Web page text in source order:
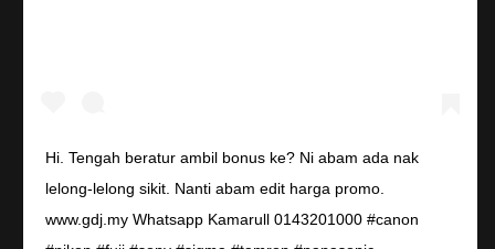
Hi. Tengah beratur ambil bonus ke? Ni abam ada nak
lelong-lelong sikit. Nanti abam edit harga promo.
www.gdj.my Whatsapp Kamarull 0143201000 #canon